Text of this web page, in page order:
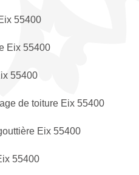
55400
Eix 55400
55400
de toiture Eix 55400
Eix 55400
55400